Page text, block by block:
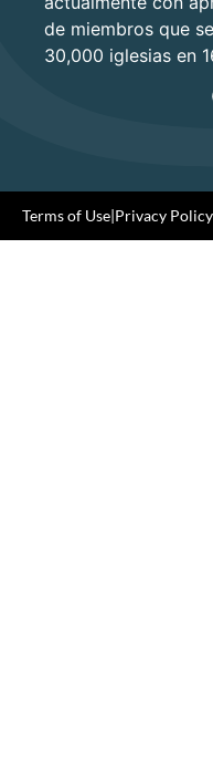
de miembros que
30,000 iglesias en
Terms of Use|Privacy Policy